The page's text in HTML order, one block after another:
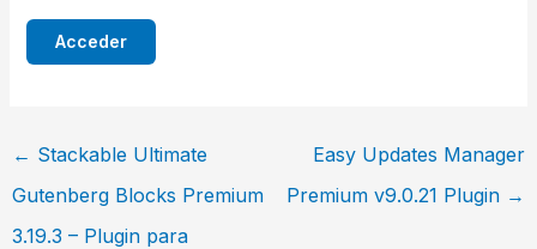
← Stackable Ultimate
Gutenberg Blocks Premium
3.19.3 – Plugin para
Easy Updates Manager
Premium v9.0.21 Plugin →